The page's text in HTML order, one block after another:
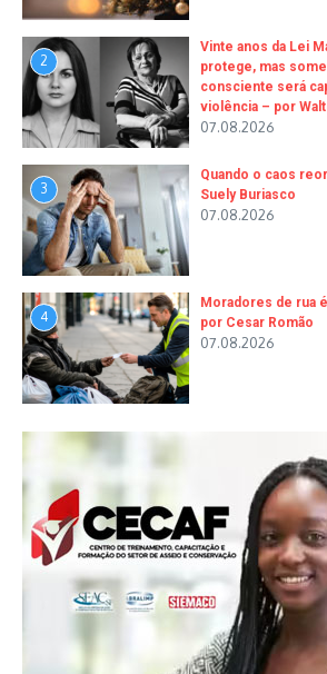
2
Vinte anos da Lei
protege, mas
consciente será
violência – por
07.08.2026
3
Quando o caos
Suely Buriasco
07.08.2026
4
Moradores de rua
por Cesar Romão
07.08.2026